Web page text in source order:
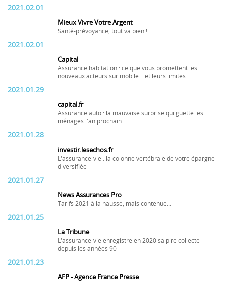
2021.02.01
Mieux Vivre Votre Argent
Santé-prévoyance, tout va bien !
2021.02.01
Capital
Assurance habitation : ce que vous promettent les
nouveaux acteurs sur mobile... et leurs limites
2021.01.29
capital.fr
Assurance auto : la mauvaise surprise qui guette les
ménages l'an prochain
2021.01.28
investir.lesechos.fr
L'assurance-vie : la colonne vertébrale de votre épargne
diversifiée
2021.01.27
News Assurances Pro
Tarifs 2021 à la hausse, mais contenue...
2021.01.25
La Tribune
L'assurance-vie enregistre en 2020 sa pire collecte
depuis les années 90
2021.01.23
AFP - Agence France Presse